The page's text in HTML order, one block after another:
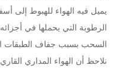
يميل فيه الهواء للهبوط إلى
الرطوبة التي يحملها في
السحب بسبب جفاف الطبقات
نلاحظ أن الهواء المداري